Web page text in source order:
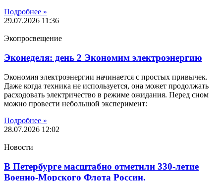
Подробнее »
29.07.2026 11:36
Экопросвещение
Эконеделя: день 2 Экономим электроэнергию
Экономия электроэнергии начинается с простых привычек.
Даже когда техника не используется, она может продолжать
расходовать электричество в режиме ожидания. Перед сном
можно провести небольшой эксперимент:
Подробнее »
28.07.2026 12:02
Новости
В Петербурге масштабно отметили 330-летие
Военно-Морского Флота России.